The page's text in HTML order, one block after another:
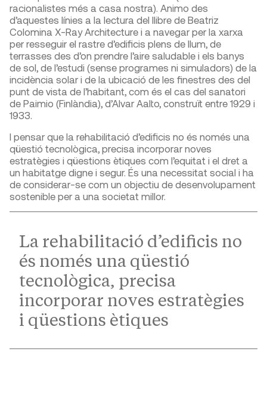
racionalistes més a casa nostra). Animo des
d’aquestes línies a la lectura del llibre de Beatriz
Colomina X-Ray Architecture i a navegar per la xarxa
per resseguir el rastre d’edificis plens de llum, de
terrasses des d’on prendre l’aire saludable i els banys
de sol, de l’estudi (sense programes ni simuladors) de la
incidència solar i de la ubicació de les finestres des del
punt de vista de l’habitant, com és el cas del sanatori
de Paimio (Finlàndia), d’Alvar Aalto, construït entre 1929 i
1933.
I pensar que la rehabilitació d’edificis no és només una
qüestió tecnològica, precisa incorporar noves
estratègies i qüestions ètiques com l’equitat i el dret a
un habitatge digne i segur. És una necessitat social i ha
de considerar-se com un objectiu de desenvolupament
sostenible per a una societat millor.
La rehabilitació d’edificis no
és només una qüestió
tecnològica, precisa
incorporar noves estratègies
i qüestions ètiques